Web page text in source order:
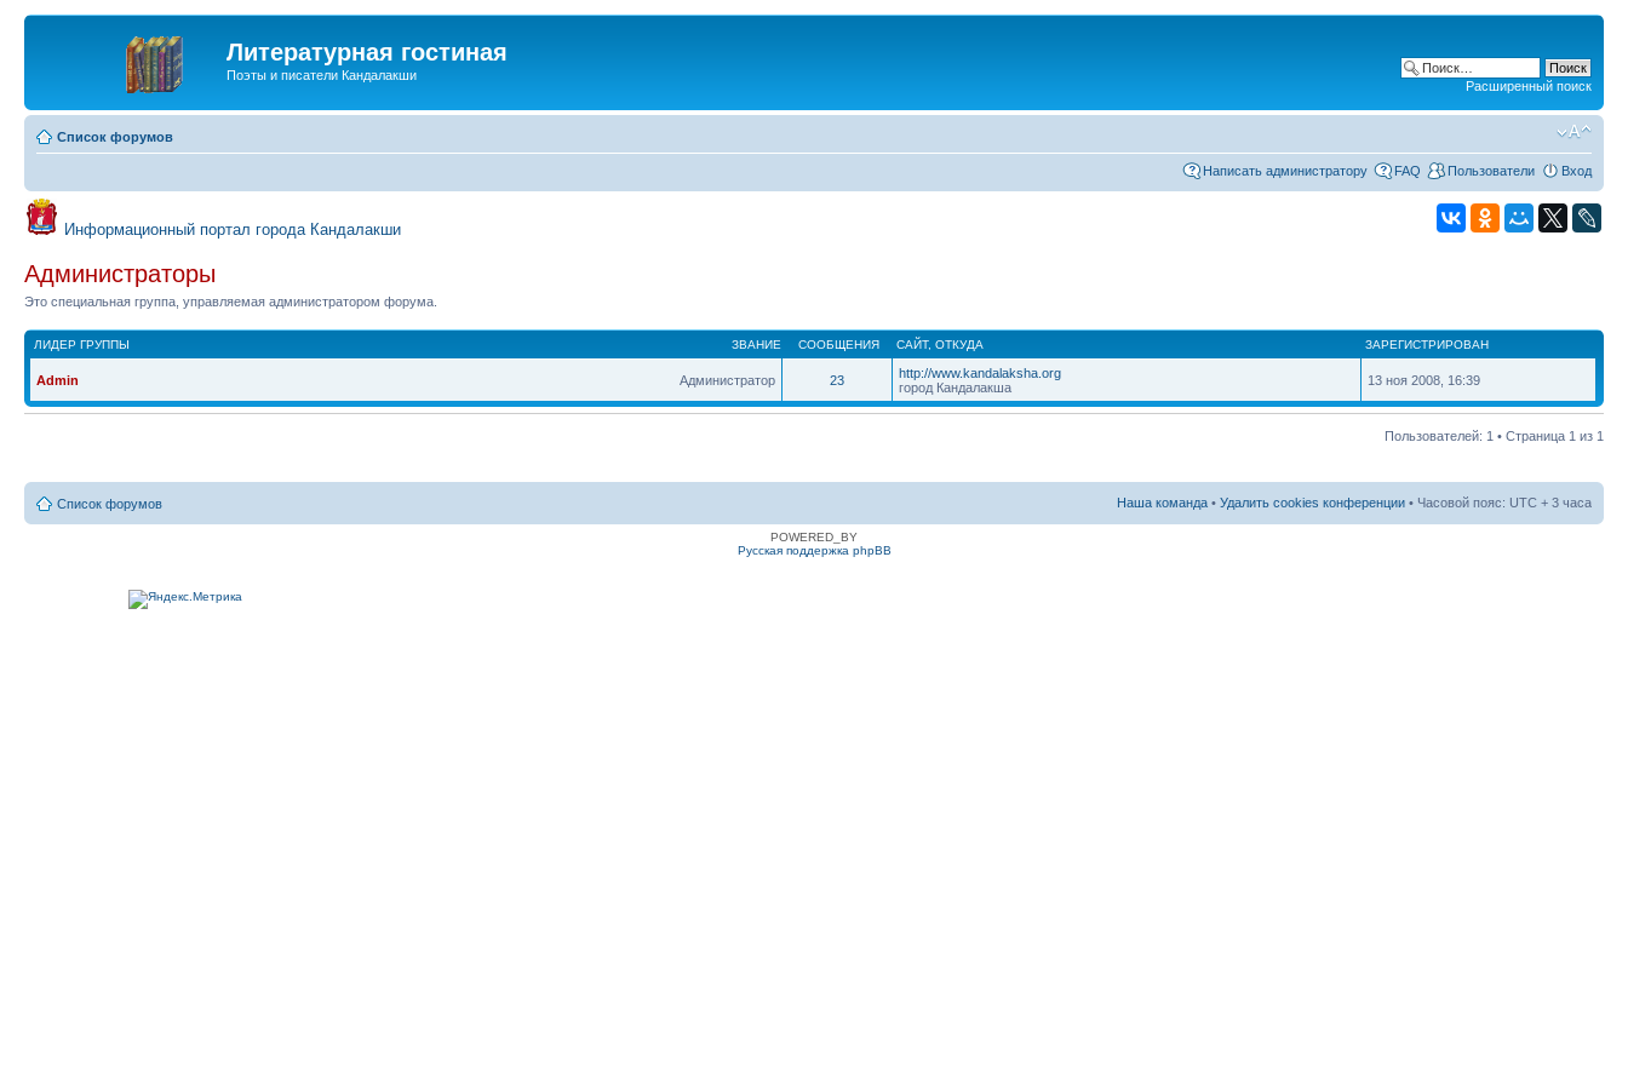
Литературная гостиная
Поэты и писатели Кандалакши
Расширенный поиск
Список форумов
Написать администратору FAQ Пользователи Вход
Информационный портал города Кандалакши
Администраторы
Это специальная группа, управляемая администратором форума.
ЗВАНИЕ
ЛИДЕР ГРУППЫ СООБЩЕНИЯ САЙТ, ОТКУДА ЗАРЕГИСТРИРОВАН
Администратор
Admin 23
http://www.kandalaksha.org
город Кандалакша
13 ноя 2008, 16:39
Пользователей: 1 • Страница 1 из 1
Список форумов Наша команда • Удалить cookies конференции • Часовой пояс: UTC + 3 часа
POWERED_BY
Русская поддержка phpBB